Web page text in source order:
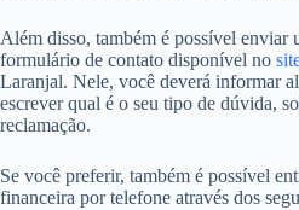
Além disso, também é possível enviar
formulário de contato disponível no
Laranjal. Nele, você deverá informar
escrever qual é o seu tipo de dúvida,
reclamação.
Se você preferir, também é possível
financeira por telefone através dos